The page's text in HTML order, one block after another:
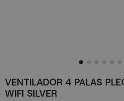
VENTILADOR 4 PALAS
WIFI SILVER